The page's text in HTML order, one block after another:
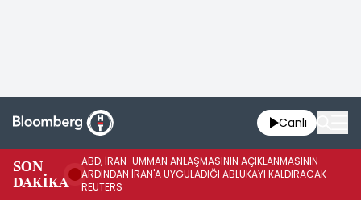
Canlı
SON
DAKİKA
ABD, İRAN-UMMAN ANLAŞMASININ AÇIKLANMASININ
ARDINDAN İRAN'A UYGULADIĞI ABLUKAYI KALDIRACAK -
REUTERS